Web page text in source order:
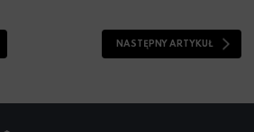
NASTĘPNY ARTYKUŁ